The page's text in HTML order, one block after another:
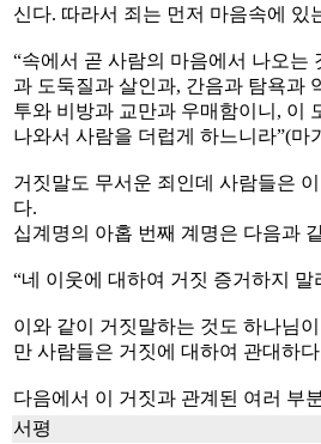
신다. 따라서 죄는 먼저 마음속에 있
“속에서 곧 사람의 마음에서 나오는
과 도둑질과 살인과, 간음과 탐욕과
투와 비방과 교만과 우매함이니, 이
나와서 사람을 더럽게 하느니라”(마
거짓말도 무서운 죄인데 사람들은
다.
십계명의 아홉 번째 계명은 다음과
“네 이웃에 대하여 거짓 증거하지 말
이와 같이 거짓말하는 것도 하나님
만 사람들은 거짓에 대하여 관대하
다음에서 이 거짓과 관계된 여러 부
서평